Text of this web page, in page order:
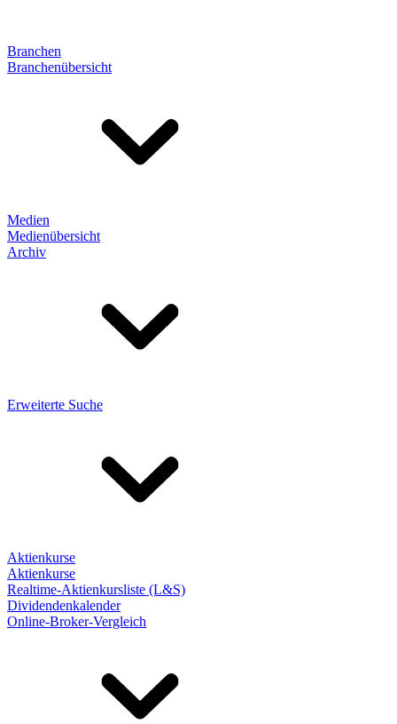
Branchen
Branchenübersicht
Medien
Medienübersicht
Archiv
Erweiterte Suche
Aktienkurse
Aktienkurse
Realtime-Aktienkursliste (L&S)
Dividendenkalender
Online-Broker-Vergleich